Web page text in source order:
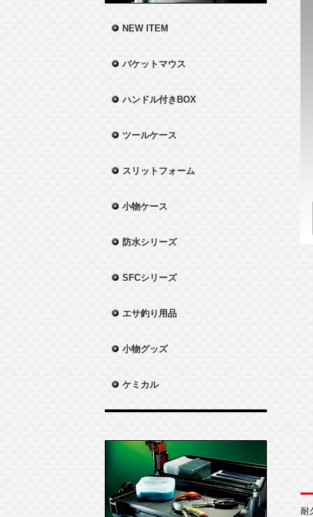
NEW ITEM
バケットマウス
ハンドル付きBOX
ツールケース
スリットフォーム
小物ケース
防水シリーズ
SFCシリーズ
エサ釣り用品
小物グッズ
ケミカル
耐